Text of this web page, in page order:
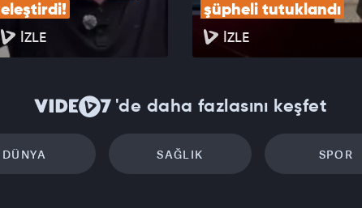
eleştirdi!
İZLE
şüpheli tutuklandı
İZLE
'de daha fazlasını keşfet
DÜNYA SAĞLIK SPOR